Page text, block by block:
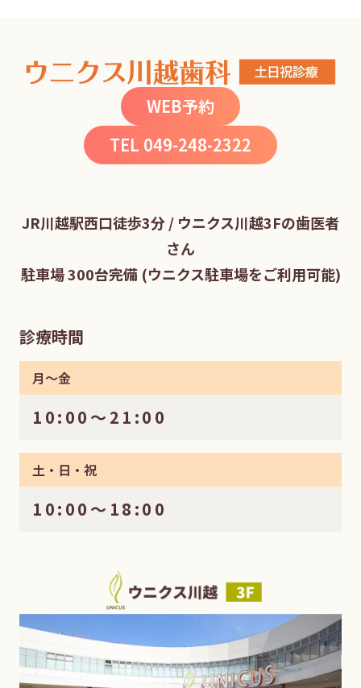
WEB予約
TEL 049-248-2322
JR川越駅西口徒歩3分 / ウニクス川越3Fの歯医者
さん
駐車場 300台完備 (ウニクス駐車場をご利用可能)
診療時間
月〜金
10:00〜21:00
土・日・祝
10:00〜18:00